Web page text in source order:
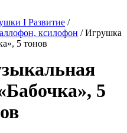
I Развитие /
ксилофон /Игрушка
5 тонов
5